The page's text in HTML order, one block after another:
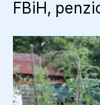
FBiH,